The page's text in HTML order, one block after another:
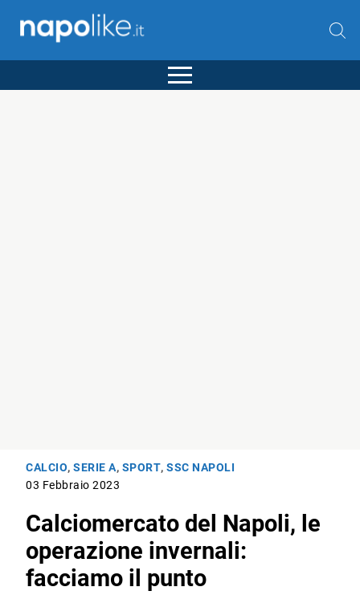
CALCIO,SERIE A, SPORT,SSC NAPOLI
03 Febbraio 2023
Calciomercato del Napoli, le
operazione invernali:
facciamo il punto